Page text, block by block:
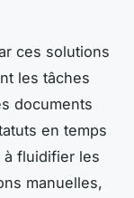
ces solutions
les tâches
documents
en temps
à fluidifier les
manuelles,